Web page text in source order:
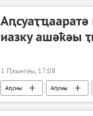
иазку ашәҟәы
1 Ԥхынгәы, 17:08
Аԥсны Аԥсны